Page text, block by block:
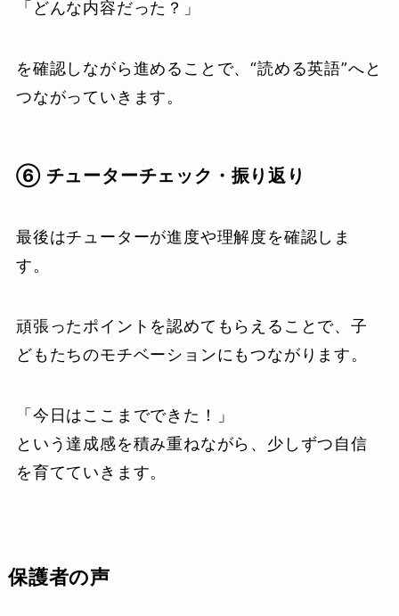
「どんな内容だった？」
を確認しながら進めることで、“読める英語”へと
つながっていきます。
⑥ チューターチェック・振り返り
最後はチューターが進度や理解度を確認しま
す。
頑張ったポイントを認めてもらえることで、子
どもたちのモチベーションにもつながります。
「今日はここまでできた！」
という達成感を積み重ねながら、少しずつ自信
を育てていきます。
保護者の声